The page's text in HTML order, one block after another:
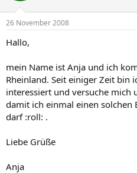
e
r
t
26 November 2008
Hallo,
mein Name ist Anja und ich
Rheinland. Seit einiger Zeit bin
interessiert und versuche mich
damit ich einmal einen solchen
darf :roll: .
Liebe Grüße
Anja